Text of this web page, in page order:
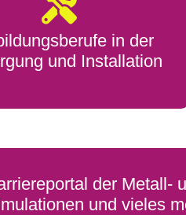
in der
und Installation
der Metall-
und vieles